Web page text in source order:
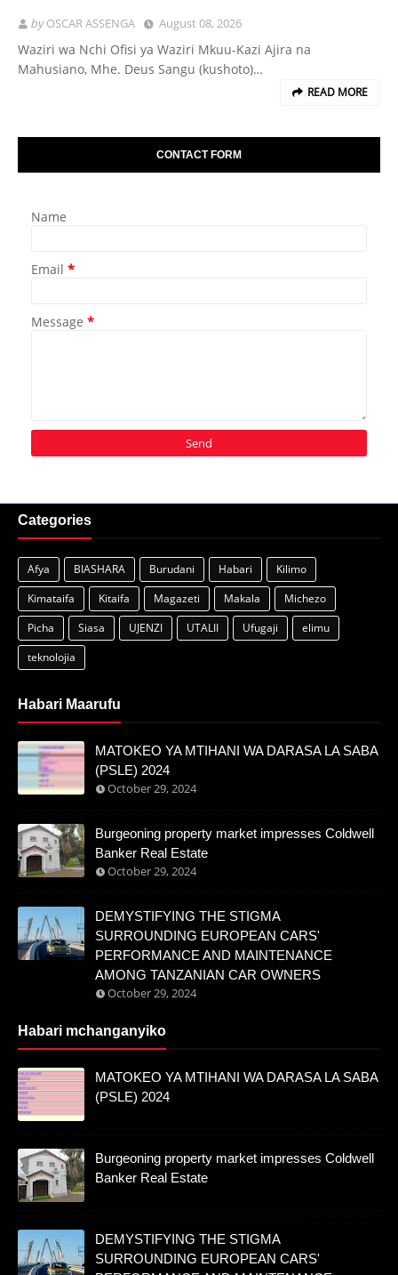
byOSCAR ASSENGA August 08, 2026
Waziri wa Nchi Ofisi ya Waziri Mkuu-Kazi Ajira na
Mahusiano, Mhe. Deus Sangu (kushoto)…
READ MORE
CONTACT FORM
Name
Email *
Message *
Categories
Afya BIASHARA Burudani Habari
Kilimo
Kimataifa
Kitaifa Magazeti Makala
Michezo
Picha
Siasa UJENZI UTALII Ufugaji
elimu
teknolojia
Habari Maarufu
MATOKEO YA MTIHANI WA DARASA LA SABA
(PSLE) 2024
October 29, 2024
Burgeoning property market impresses Coldwell
Banker Real Estate
October 29, 2024
DEMYSTIFYING THE STIGMA
SURROUNDING EUROPEAN CARS'
PERFORMANCE AND MAINTENANCE
AMONG TANZANIAN CAR OWNERS
October 29, 2024
Habari mchanganyiko
MATOKEO YA MTIHANI WA DARASA LA SABA
(PSLE) 2024
Burgeoning property market impresses Coldwell
Banker Real Estate
DEMYSTIFYING THE STIGMA
SURROUNDING EUROPEAN CARS'